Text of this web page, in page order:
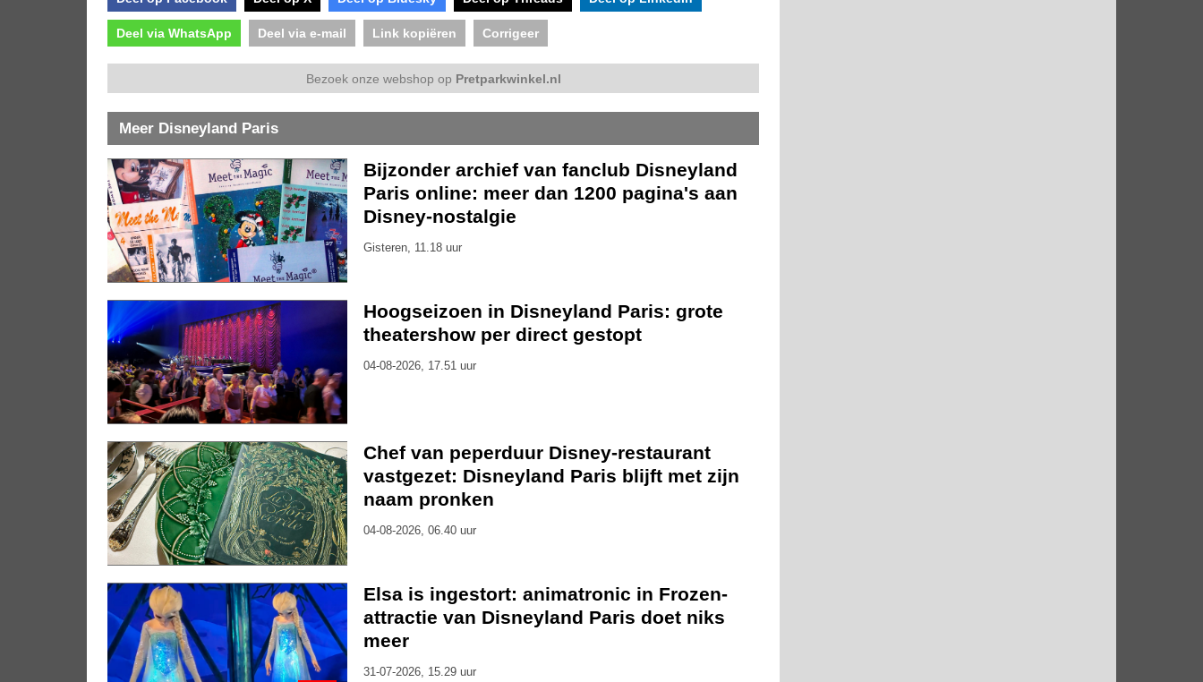
Deel via WhatsApp Deel via e-mail Link kopiëren Corrigeer
Bezoek onze webshop op Pretparkwinkel.nl
Meer Disneyland Paris
Bijzonder archief van fanclub Disneyland
Paris online: meer dan 1200 pagina's aan
Disney-nostalgie
Gisteren, 11.18 uur
Hoogseizoen in Disneyland Paris: grote
theatershow per direct gestopt
04-08-2026, 17.51 uur
Chef van peperduur Disney-restaurant
vastgezet: Disneyland Paris blijft met zijn
naam pronken
04-08-2026, 06.40 uur
Elsa is ingestort: animatronic in Frozen-
attractie van Disneyland Paris doet niks
meer
31-07-2026, 15.29 uur